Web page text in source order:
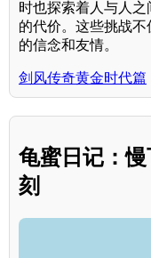
时也探索着人与人
的代价。这些挑战
的信念和友情。
剑风传奇黄金时代篇
龟蜜日记：
刻